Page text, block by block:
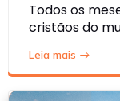
Todos os
cristãos do
Leia mais